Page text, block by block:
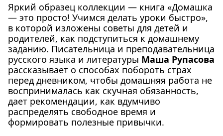
Яркий образец коллекции — книга «Домашка
— это просто! Учимся делать уроки быстро»,
в которой изложены советы для детей и
родителей, как подступиться к домашнему
заданию. Писательница и преподавательница
русского языка и литературы Маша Рупасова
рассказывает о способах побороть страх
перед дневником, чтобы домашняя работа не
воспринималась как скучная обязанность,
дает рекомендации, как вдумчиво
распределять свободное время и
формировать полезные привычки.